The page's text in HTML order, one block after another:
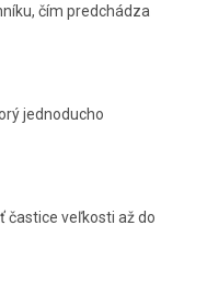
čím predchádza
jednoducho
častice veľkosti až do